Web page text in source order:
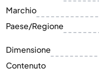
Marchio
Paese/Regione
Dimensione
Contenuto